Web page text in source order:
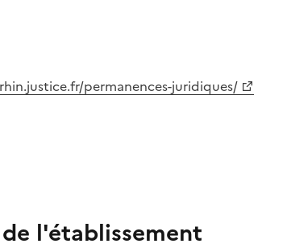
permanences-juridiques/
l'établissement